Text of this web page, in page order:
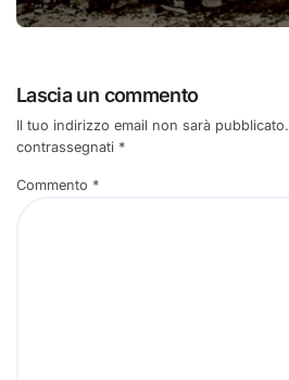
Lascia un commento
Il tuo indirizzo email non sarà pubblicato.
contrassegnati *
Commento *